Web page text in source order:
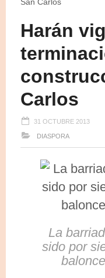
Harán
Carlos
31 OCTUBRE 2013
DIASPORA
La
sido por